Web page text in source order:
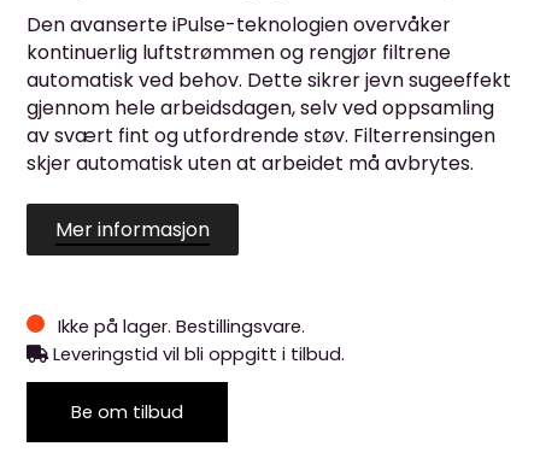
Den avanserte iPulse-teknologien overvåker
kontinuerlig luftstrømmen og rengjør filtrene
automatisk ved behov. Dette sikrer jevn sugeeffekt
gjennom hele arbeidsdagen, selv ved oppsamling
av svært fint og utfordrende støv. Filterrensingen
skjer automatisk uten at arbeidet må avbrytes.
Mer informasjon
Ikke på lager. Bestillingsvare.
Leveringstid vil bli oppgitt i tilbud.
Be om tilbud